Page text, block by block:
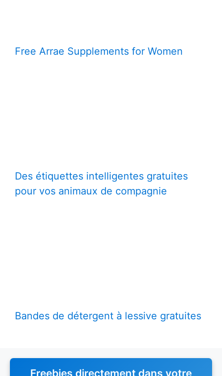
Free Arrae Supplements for Women
Des étiquettes intelligentes gratuites
pour vos animaux de compagnie
Bandes de détergent à lessive gratuites
Freebies directement dans votre